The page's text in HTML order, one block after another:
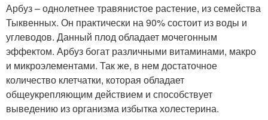
Арбуз – однолетнее травянистое растение, из семейства
Тыквенных. Он практически на 90% состоит из воды и
углеводов. Данный плод обладает мочегонным
эффектом. Арбуз богат различными витаминами, макро
и микроэлементами. Так же, в нем достаточное
количество клетчатки, которая обладает
общеукрепляющим действием и способствует
выведению из организма избытка холестерина.